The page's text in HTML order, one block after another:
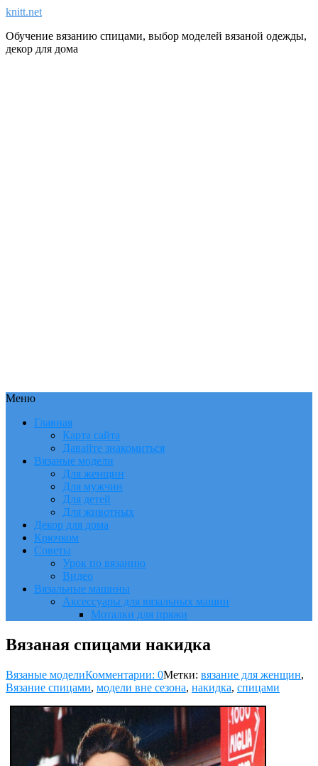
knitt.net
Обучение вязанию спицами, выбор моделей вязаной одежды,
декор для дома
Меню
Главная
Карта сайта
Давайте знакомиться
Вязаные модели
Для женщин
Для мужчин
Для детей
Для животных
Декор для дома
Крючком
Советы
Урок по вязанию
Видео
Вязальные машины
Аксессуары для вязальных машин
Моталки для пряжи
Вязаная спицами накидка
Вязаные моделиКомментарии: 0Метки: вязание для женщин,
Вязание спицами, модели вне сезона, накидка, спицами